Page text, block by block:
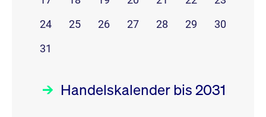
24
25 26 27 28 29
30
31
Handelskalender bis 2031